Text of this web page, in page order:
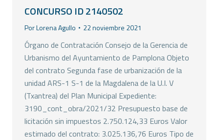
CONCURSO ID 2140502
PorLorena Agullo 22 noviembre 2021
Órgano de Contratación Consejo de la Gerencia de
Urbanismo del Ayuntamiento de Pamplona Objeto
del contrato Segunda fase de urbanización de la
unidad ARS-1 S-1 de la Magdalena de la U.I. V
(Txantrea) del Plan Municipal Expediente:
3190_cont_obra/2021/32 Presupuesto base de
licitación sin impuestos 2.750.124,33 Euros Valor
estimado del contrato: 3.025.136,76 Euros Tipo de